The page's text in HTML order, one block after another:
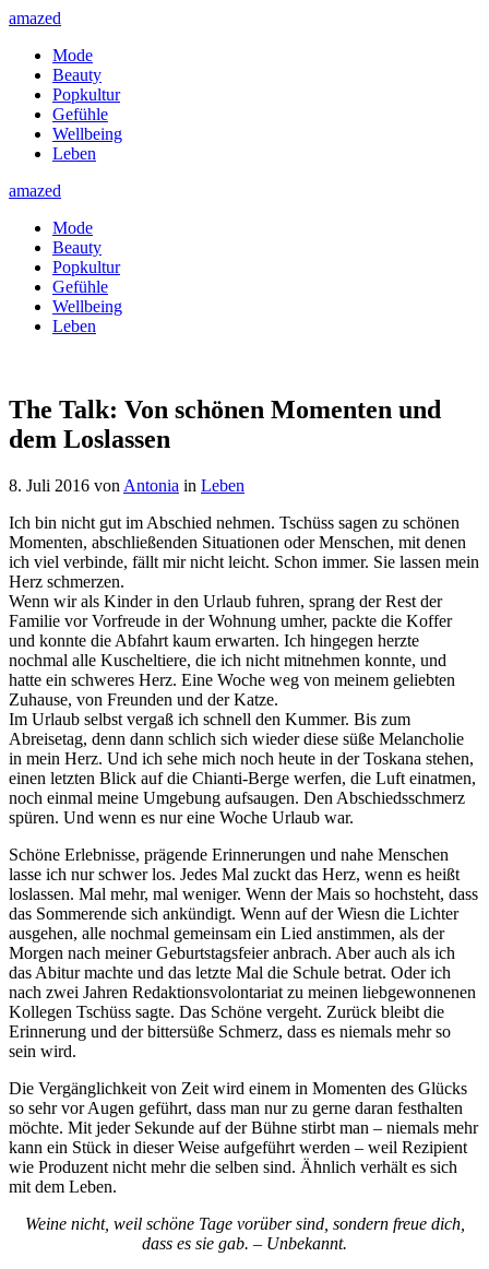
amazed
Mode
Beauty
Popkultur
Gefühle
Wellbeing
Leben
amazed
Mode
Beauty
Popkultur
Gefühle
Wellbeing
Leben
The Talk: Von schönen Momenten und
dem Loslassen
8. Juli 2016 von Antonia in Leben
Ich bin nicht gut im Abschied nehmen. Tschüss sagen zu schönen
Momenten, abschließenden Situationen oder Menschen, mit denen
ich viel verbinde, fällt mir nicht leicht. Schon immer. Sie lassen mein
Herz schmerzen.
Wenn wir als Kinder in den Urlaub fuhren, sprang der Rest der
Familie vor Vorfreude in der Wohnung umher, packte die Koffer
und konnte die Abfahrt kaum erwarten. Ich hingegen herzte
nochmal alle Kuscheltiere, die ich nicht mitnehmen konnte, und
hatte ein schweres Herz. Eine Woche weg von meinem geliebten
Zuhause, von Freunden und der Katze.
Im Urlaub selbst vergaß ich schnell den Kummer. Bis zum
Abreisetag, denn dann schlich sich wieder diese süße Melancholie
in mein Herz. Und ich sehe mich noch heute in der Toskana stehen,
einen letzten Blick auf die Chianti-Berge werfen, die Luft einatmen,
noch einmal meine Umgebung aufsaugen. Den Abschiedsschmerz
spüren. Und wenn es nur eine Woche Urlaub war.
Schöne Erlebnisse, prägende Erinnerungen und nahe Menschen
lasse ich nur schwer los. Jedes Mal zuckt das Herz, wenn es heißt
loslassen. Mal mehr, mal weniger. Wenn der Mais so hochsteht, dass
das Sommerende sich ankündigt. Wenn auf der Wiesn die Lichter
ausgehen, alle nochmal gemeinsam ein Lied anstimmen, als der
Morgen nach meiner Geburtstagsfeier anbrach. Aber auch als ich
das Abitur machte und das letzte Mal die Schule betrat. Oder ich
nach zwei Jahren Redaktionsvolontariat zu meinen liebgewonnenen
Kollegen Tschüss sagte. Das Schöne vergeht. Zurück bleibt die
Erinnerung und der bittersüße Schmerz, dass es niemals mehr so
sein wird.
Die Vergänglichkeit von Zeit wird einem in Momenten des Glücks
so sehr vor Augen geführt, dass man nur zu gerne daran festhalten
möchte. Mit jeder Sekunde auf der Bühne stirbt man – niemals mehr
kann ein Stück in dieser Weise aufgeführt werden – weil Rezipient
wie Produzent nicht mehr die selben sind. Ähnlich verhält es sich
mit dem Leben.
Weine nicht, weil schöne Tage vorüber sind, sondern freue dich,
dass es sie gab. – Unbekannt.